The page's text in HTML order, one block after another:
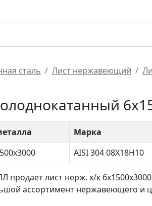
сталь Лист нержавеющий
Марка
AISI 304 08Х18Н10
продаетлист нерж. х/к 6х1500х3000
ассортимент нержавеющего и